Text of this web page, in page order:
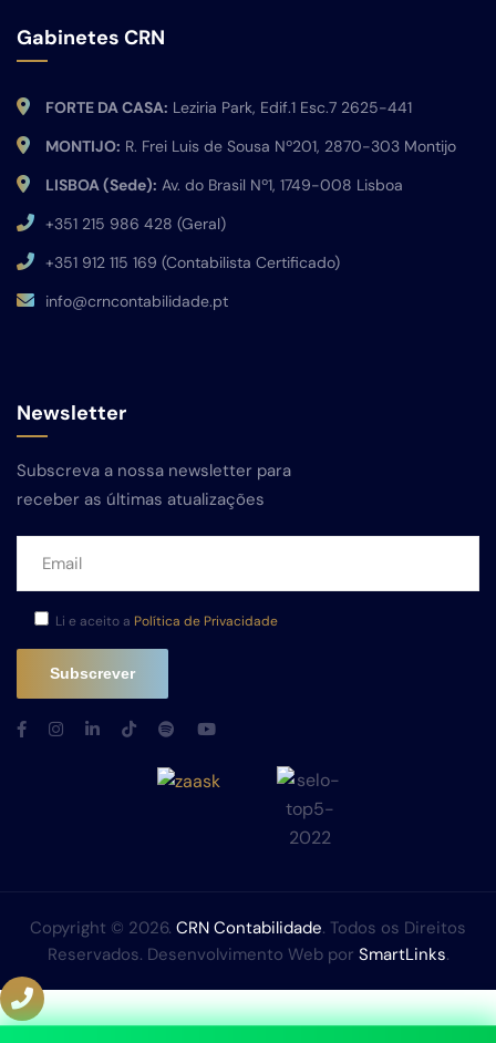
Gabinetes CRN
FORTE DA CASA: Leziria Park, Edif.1 Esc.7 2625-441
MONTIJO: R. Frei Luis de Sousa Nº201, 2870-303 Montijo
LISBOA (Sede): Av. do Brasil Nº1, 1749-008 Lisboa
+351 215 986 428 (Geral)
+351 912 115 169 (Contabilista Certificado)
info@crncontabilidade.pt
Newsletter
Subscreva a nossa newsletter para
receber as últimas atualizações
Li e aceito a Política de Privacidade
Copyright © 2026. CRN Contabilidade. Todos os Direitos
Reservados. Desenvolvimento Web por SmartLinks.